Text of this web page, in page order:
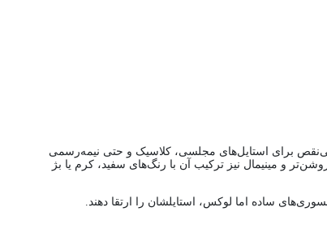
برای استایل‌های مجلسی، کلاسیک و حتی نیمه‌رسمی
و مینیمال نیز ترکیب آن با رنگ‌های سفید، کرم یا بژ
ساده اما لوکس، استایلشان را ارتقا دهند.